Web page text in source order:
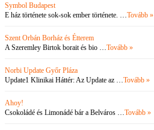
Symbol Budapest
E ház története sok-sok ember története. …Tovább »
Szent Orbán Borház és Étterem
A Szeremley Birtok borait és bio …Tovább »
Norbi Update Győr Pláza
Update1 Klinikai Háttér: Az Update az …Tovább »
Ahoy!
Csokoládé és Limonádé bár a Belváros …Tovább »